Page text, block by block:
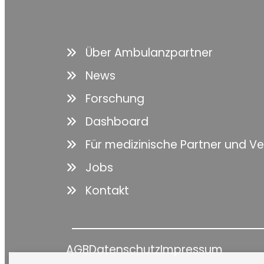
Über Ambulanzpartner
News
Forschung
Dashboard
Für medizinische Partner und
Jobs
Kontakt
AGBDatenschutzImpressum